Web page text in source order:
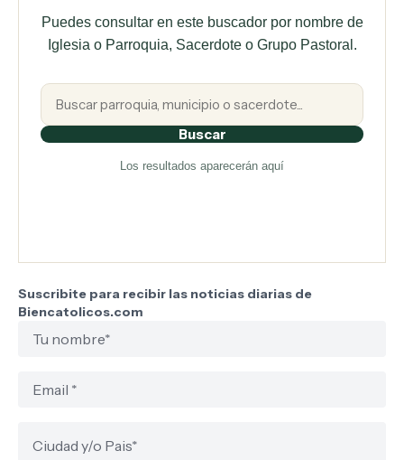
Puedes consultar en este buscador por nombre de
Iglesia o Parroquia, Sacerdote o Grupo Pastoral.
Buscar
Los resultados aparecerán aquí
Suscribite para recibir las noticias diarias de
Biencatolicos.com